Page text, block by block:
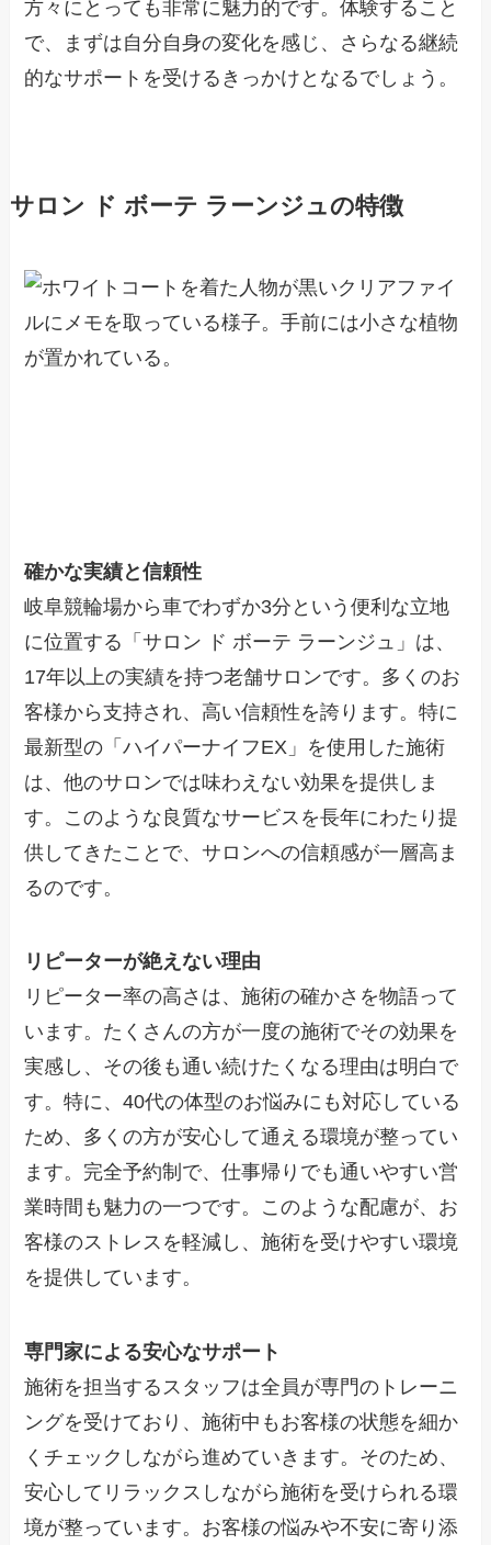
方々にとっても非常に魅力的です。体験すること
で、まずは自分自身の変化を感じ、さらなる継続
的なサポートを受けるきっかけとなるでしょう。
サロン ド ボーテ ラーンジュの特徴
確かな実績と信頼性
岐阜競輪場から車でわずか3分という便利な立地
に位置する「サロン ド ボーテ ラーンジュ」は、
17年以上の実績を持つ老舗サロンです。多くのお
客様から支持され、高い信頼性を誇ります。特に
最新型の「ハイパーナイフEX」を使用した施術
は、他のサロンでは味わえない効果を提供しま
す。このような良質なサービスを長年にわたり提
供してきたことで、サロンへの信頼感が一層高ま
るのです。
リピーターが絶えない理由
リピーター率の高さは、施術の確かさを物語って
います。たくさんの方が一度の施術でその効果を
実感し、その後も通い続けたくなる理由は明白で
す。特に、40代の体型のお悩みにも対応している
ため、多くの方が安心して通える環境が整ってい
ます。完全予約制で、仕事帰りでも通いやすい営
業時間も魅力の一つです。このような配慮が、お
客様のストレスを軽減し、施術を受けやすい環境
を提供しています。
専門家による安心なサポート
施術を担当するスタッフは全員が専門のトレーニ
ングを受けており、施術中もお客様の状態を細か
くチェックしながら進めていきます。そのため、
安心してリラックスしながら施術を受けられる環
境が整っています。お客様の悩みや不安に寄り添